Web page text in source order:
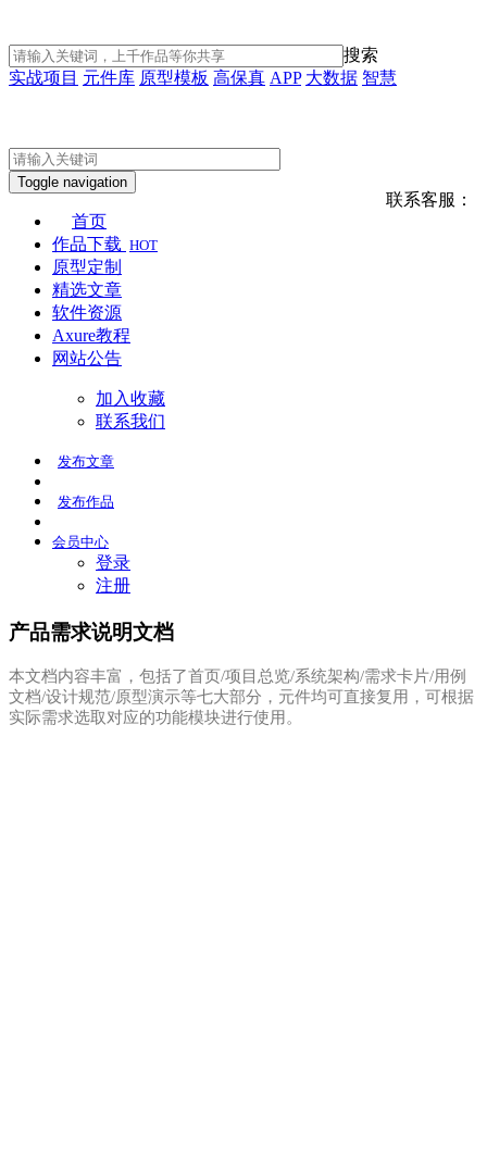
搜索
实战项目 元件库 原型模板 高保真 APP 大数据 智慧
联系客服：
Toggle navigation
首页
作品下载 HOT
原型定制
精选文章
软件资源
Axure教程
网站公告
加入收藏
联系我们
发布文章
发布作品
会员中心
登录
注册
产品需求说明文档
本文档内容丰富，包括了首页/项目总览/系统架构/需求卡片/用例
文档/设计规范/原型演示等七大部分，元件均可直接复用，可根据
实际需求选取对应的功能模块进行使用。